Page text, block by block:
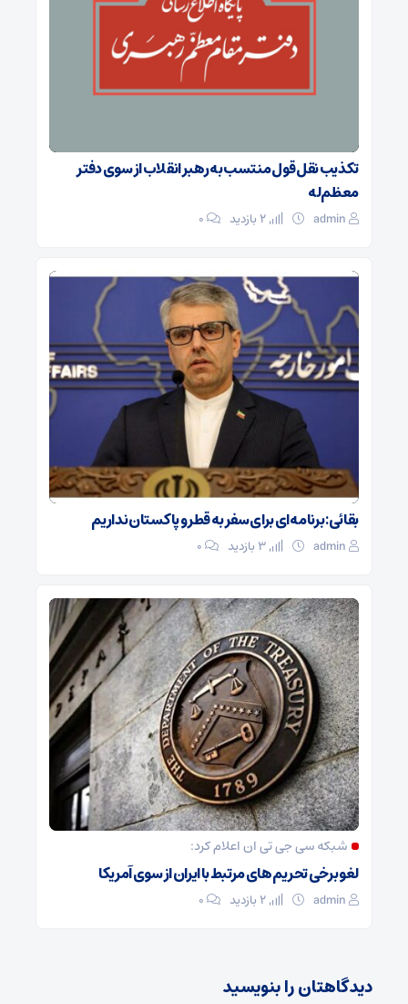
تکذیب نقل قول منتسب به رهبر انقلاب از سوی دفتر
معظم‌له
admin ۰
بقائی: برنامه‌ای برای سفر به قطر و پاکستان نداریم
admin ۰
شبکه سی جی تی ان اعلام کرد:
لغو برخی تحریم های مرتبط با ایران از سوی آمریکا
admin ۰
دیدگاهتان را بنویسید